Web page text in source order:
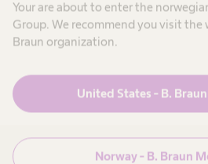
Your are about to enter the
Group. We recommend you visit the
Braun organization.
United States - B.
Norway - B. Braun
implementeringsekspertisen til
som B. Braun og hurtigheten
oppstartsbedrifter.
Les mer